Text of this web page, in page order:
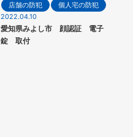
店舗の防犯
個人宅の防犯
2022.04.10
愛知県みよし市 顔認証 電子
錠 取付